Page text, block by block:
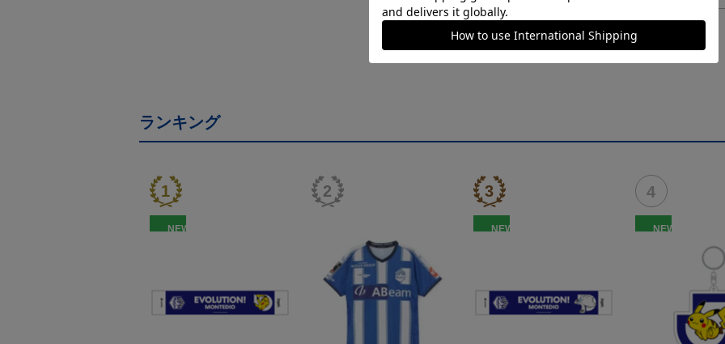
ランキング
NEW NEW NEW